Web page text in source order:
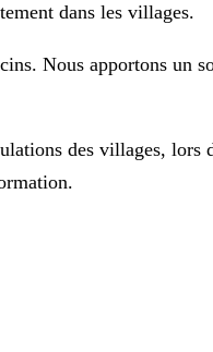
dans les villages.
Nous apportons
des villages, lors